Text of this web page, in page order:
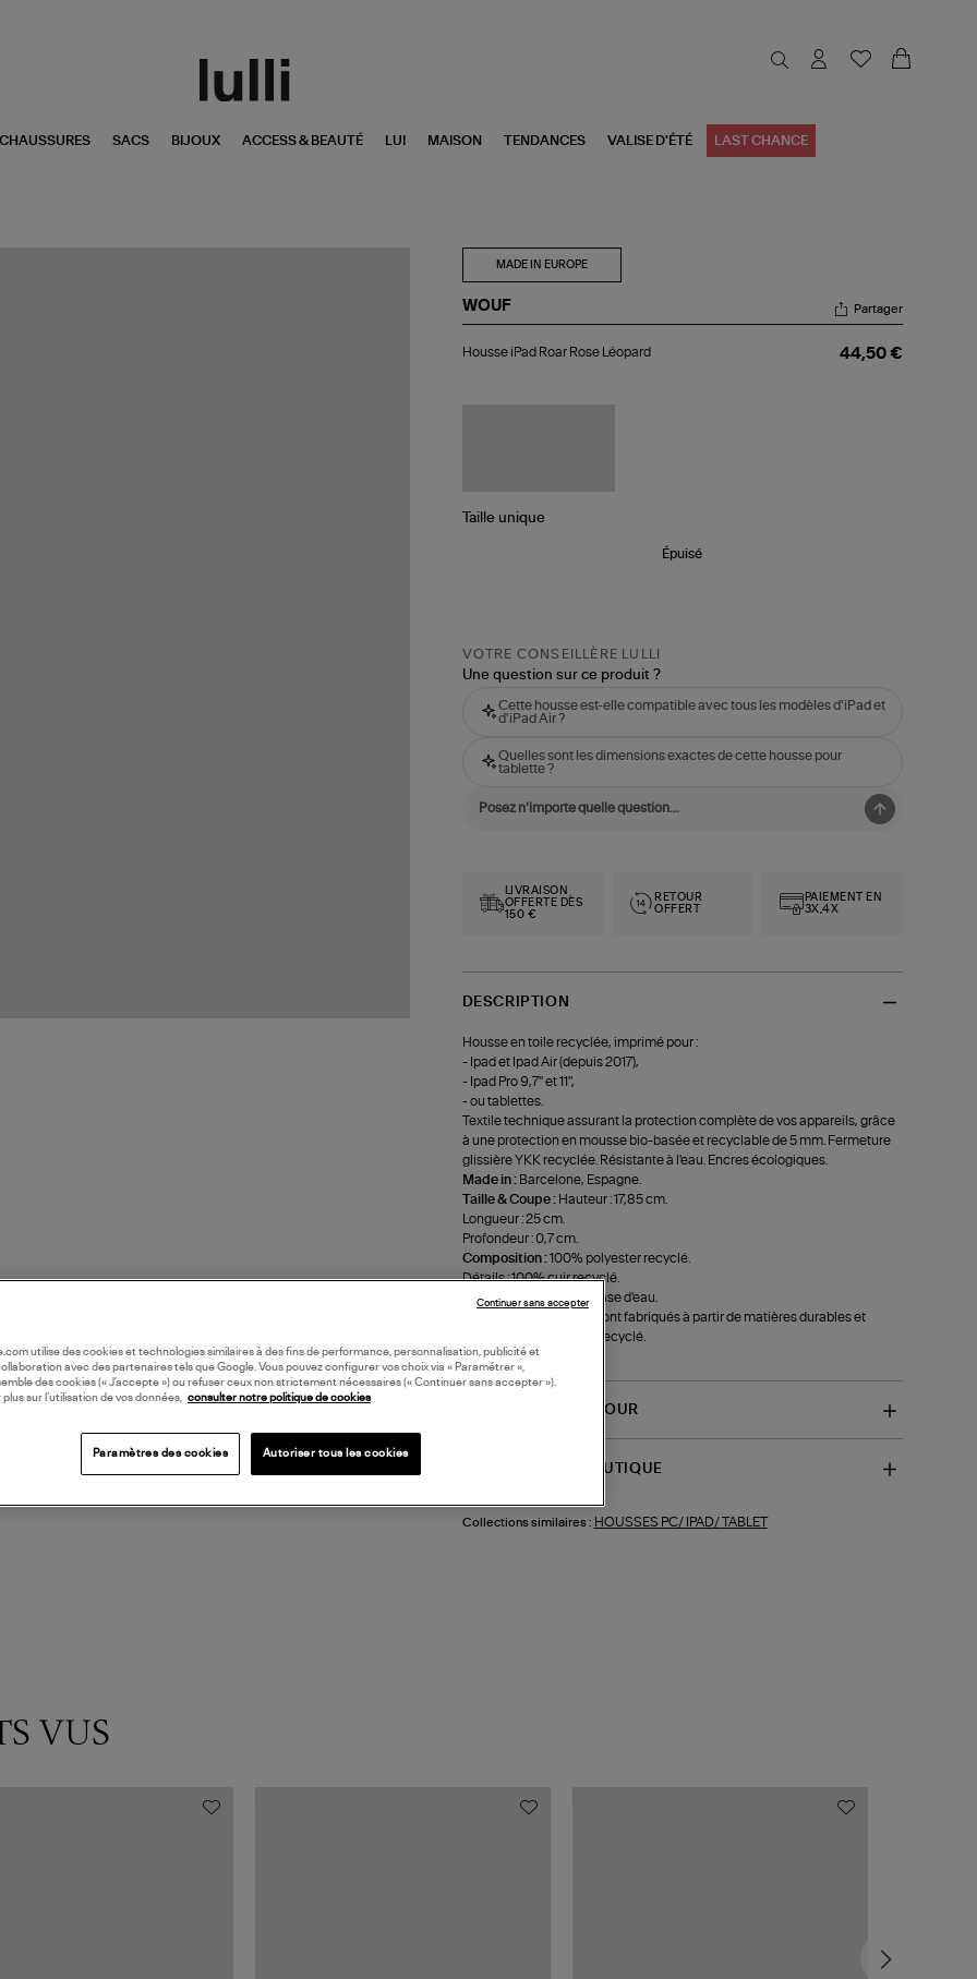
CHAUSSURES SACS BIJOUX ACCESS & BEAUTÉ LUI MAISON TENDANCES VALISE D'ÉTÉ LAST CHANCE
MADE IN EUROPE
WOUF
iPad
Partager
Housse iPad Roar Rose Léopard 44,50 €
Taille unique
Épuisé
VOTRE CONSEILLÈRE LULLI
Une question sur ce produit ?
Cette housse est-elle compatible avec tous les modèles d'iPad et
d'iPad Air ?
Quelles sont les dimensions exactes de cette housse pour
tablette ?
LIVRAISON
OFFERTE DÈS
150 €
RETOUR
OFFERT
PAIEMENT EN
3X,4X
DESCRIPTION
Housse en toile recyclée, imprimé pour :
- Ipad et Ipad Air (depuis 2017),
- Ipad Pro 9,7'' et 11'',
- ou tablettes.
Textile technique assurant la protection complète de vos appareils, grâce
à une protection en mousse bio-basée et recyclable de 5 mm. Fermeture
glissière YKK recyclée. Résistante à l'eau. Encres écologiques.
Made in : Barcelone, Espagne.
Taille & Coupe : Hauteur : 17,85 cm.
Longueur : 25 cm.
Profondeur : 0,7 cm.
Composition :100% polyester recyclé.
Détails : 100% cuir recyclé.
Encres écologiques à base d'eau.
Les accessoires Wouf sont fabriqués à partir de matières durables et
bouteilles en plastique recyclé.
(ref-SI250018)
LIVRAISON ET RETOUR
DISPONIBILITÉ BOUTIQUE
Collections similaires : HOUSSES PC/ IPAD/ TABLET
VUS
utilise des cookies et technologies similaires à des fins de performance, personnalisation, publicité et
avec des partenaires tels que Google. Vous pouvez configurer vos choix via « Paramétrer »,
des cookies (« J’accepte ») ou refuser ceux non strictement nécessaires (« Continuer sans accepter »).
plus sur l’utilisation de vos données, consulter notre politique de cookies
Paramètres des cookies Autoriser tous les cookies
Continuer sans accepter